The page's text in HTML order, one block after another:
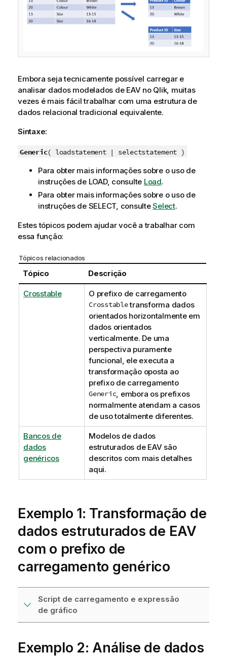
Embora seja tecnicamente possível carregar e
analisar dados modelados de EAV no Qlik, muitas
vezes é mais fácil trabalhar com uma estrutura de
dados relacional tradicional equivalente.
Sintaxe:
Generic( loadstatement | selectstatement )
Para obter mais informações sobre o uso de
instruções de LOAD, consulte Load.
Para obter mais informações sobre o uso de
instruções de SELECT, consulteSelect.
Estes tópicos podem ajudar você a trabalhar com
essa função:
Tópicos relacionados
Tópico Descrição
Crosstable O prefixo de carregamento
Crosstabletransforma dados
orientados horizontalmente em
dados orientados
verticalmente. De uma
perspectiva puramente
funcional, ele executa a
transformação oposta ao
prefixo de carregamento
Generic, embora os prefixos
normalmente atendam a casos
de uso totalmente diferentes.
Bancos de
dados
genéricos
Modelos de dados
estruturados de EAV são
descritos com mais detalhes
aqui.
Exemplo 1: Transformação de
dados estruturados de EAV
com o prefixo de
carregamento genérico
Script de carregamento e expressão
de gráfico
Exemplo 2: Análise de dados